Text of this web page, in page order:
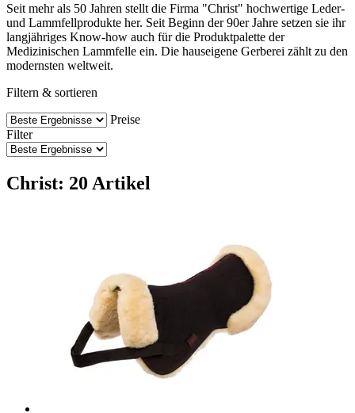
Seit mehr als 50 Jahren stellt die Firma "Christ" hochwertige Leder-
und Lammfellprodukte her. Seit Beginn der 90er Jahre setzen sie ihr
langjähriges Know-how auch für die Produktpalette der
Medizinischen Lammfelle ein. Die hauseigene Gerberei zählt zu den
modernsten weltweit.
Filtern & sortieren
Preise
Filter
Christ: 20 Artikel